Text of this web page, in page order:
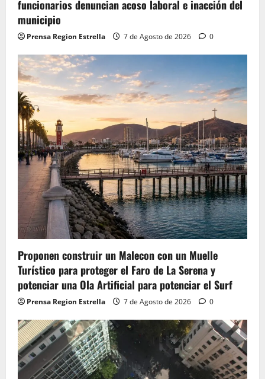
funcionarios denuncian acoso laboral e inacción del
municipio
Prensa Region Estrella 7 de Agosto de 2026 0
Proponen construir un Malecon con un Muelle
Turístico para proteger el Faro de La Serena y
potenciar una Ola Artificial para potenciar el Surf
Prensa Region Estrella 7 de Agosto de 2026 0